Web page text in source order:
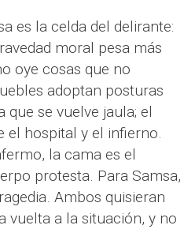
es la celda del delirante:
moral pesa más
oye cosas que no
adoptan posturas
que se vuelve jaula; el
hospital y el infierno.
la cama es el
protesta. Para Samsa,
Ambos quisieran
vuelta a la situación, y no